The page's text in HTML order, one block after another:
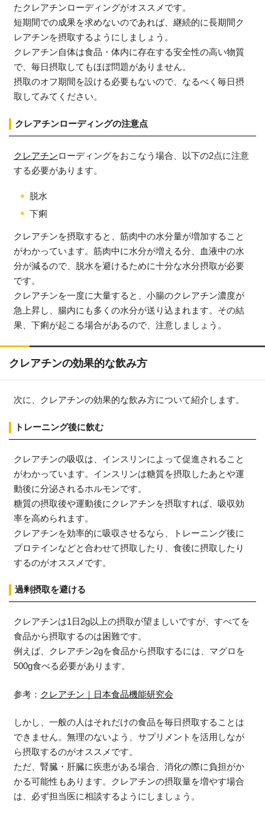
たクレアチンローディングがオススメです。
短期間での成果を求めないのであれば、継続的に長期間ク
レアチンを摂取するようにしましょう。
クレアチン自体は食品・体内に存在する安全性の高い物質
で、毎日摂取してもほぼ問題がありません。
摂取のオフ期間を設ける必要もないので、なるべく毎日摂
取してみてください。
クレアチンローディングの注意点
クレアチンローディングをおこなう場合、以下の2点に注意
する必要があります。
脱水
下痢
クレアチンを摂取すると、筋肉中の水分量が増加すること
がわかっています。筋肉中に水分が増える分、血液中の水
分が減るので、脱水を避けるために十分な水分摂取が必要
です。
クレアチンを一度に大量すると、小腸のクレアチン濃度が
急上昇し、腸内にも多くの水分が送り込まれます。その結
果、下痢が起こる場合があるので、注意しましょう。
クレアチンの効果的な飲み方
次に、クレアチンの効果的な飲み方について紹介します。
トレーニング後に飲む
クレアチンの吸収は、インスリンによって促進されること
がわかっています。インスリンは糖質を摂取したあとや運
動後に分泌されるホルモンです。
糖質の摂取後や運動後にクレアチンを摂取すれば、吸収効
率を高められます。
クレアチンを効率的に吸収させるなら、トレーニング後に
プロテインなどと合わせて摂取したり、食後に摂取したり
するのがオススメです。
過剰摂取を避ける
クレアチンは1日2g以上の摂取が望ましいですが、すべてを
食品から摂取するのは困難です。
例えば、クレアチン2gを食品から摂取するには、マグロを
500g食べる必要があります。
参考： クレアチン｜日本食品機能研究会
しかし、一般の人はそれだけの食品を毎日摂取することは
できません。無理のないよう、サプリメントを活用しなが
ら摂取するのがオススメです。
ただ、腎臓・肝臓に疾患がある場合、消化の際に負担がか
かる可能性もあります。クレアチンの摂取量を増やす場合
は、必ず担当医に相談するようにしましょう。